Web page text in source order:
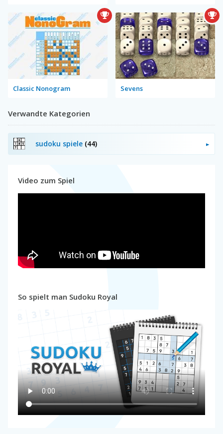
Classic Nonogram Sevens
Verwandte Kategorien
sudoku spiele (44)
Video zum Spiel
So spielt man Sudoku Royal